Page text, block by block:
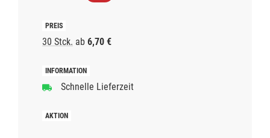
30 Stck. ab 6,70 €
Schnelle Lieferzeit